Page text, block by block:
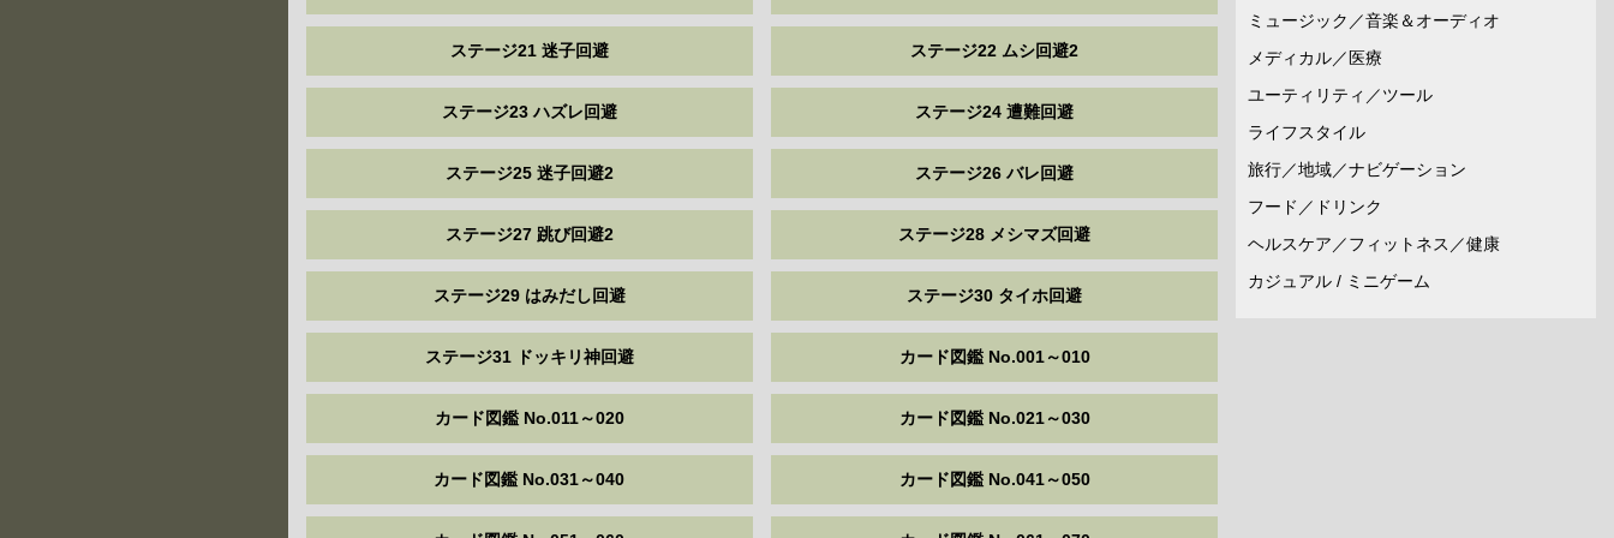
ステージ21 迷子回避 ステージ22 ムシ回避2
ステージ23 ハズレ回避 ステージ24 遭難回避
ステージ25 迷子回避2 ステージ26 バレ回避
ステージ27 跳び回避2 ステージ28 メシマズ回避
ステージ29 はみだし回避 ステージ30 タイホ回避
ステージ31 ドッキリ神回避 カード図鑑 No.001～010
カード図鑑 No.011～020 カード図鑑 No.021～030
カード図鑑 No.031～040 カード図鑑 No.041～050
ミュージック／音楽＆オーディオ
メディカル／医療
ユーティリティ／ツール
ライフスタイル
旅行／地域／ナビゲーション
フード／ドリンク
ヘルスケア／フィットネス／健康
カジュアル / ミニゲーム